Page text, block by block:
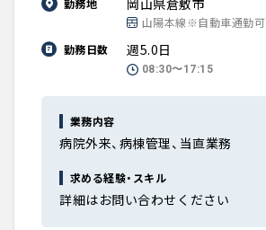
岡山県倉敷市
山陽本線※自動車通勤可
勤務日数
週5.0日
08:30〜17:15
業務内容
病院外来、病棟管理、当直業務
求める経験・スキル
詳細はお問い合わせください